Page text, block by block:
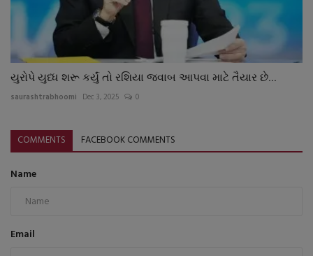
યુરોપે યુધ્ધ શરૂ કર્યું તો રશિયા જવાબ આપવા માટે તૈયાર છે...
saurashtrabhoomi Dec 3, 2025 0
COMMENTS FACEBOOK COMMENTS
Name
Email